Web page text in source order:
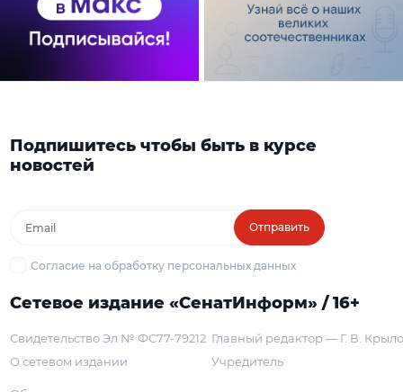
Подпишитесь чтобы быть в курсе
новостей
Отправить
Согласие на обработку персональных данных
Сетевое издание «СенатИнформ» / 16+
Свидетельство Эл № ФС77-79212
О сетевом издании
Главный редактор — Г. В.
Учредитель